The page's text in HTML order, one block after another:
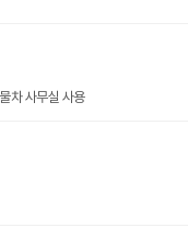
차 사무실 사용